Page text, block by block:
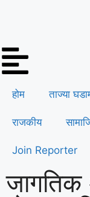
होम ताज्या
राजकीय
Join Reporter
जागतिक